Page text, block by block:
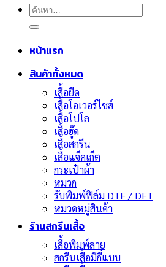
ค้นหา:
หน้าแรก
สินค้าทั้งหมด
เสื้อยืด
เสื้อโอเวอร์ไซส์
เสื้อโปโล
เสื้อฮู๊ด
เสื้อสกรีน
เสื้อแจ็คเก็ต
กระเป๋าผ้า
หมวก
รับพิมพ์ฟิล์ม DTF / DFT
หมวดหมู่สินค้า
ร้านสกรีนเสื้อ
เสื้อพิมพ์ลาย
สกรีนเสื้อมีกี่แบบ